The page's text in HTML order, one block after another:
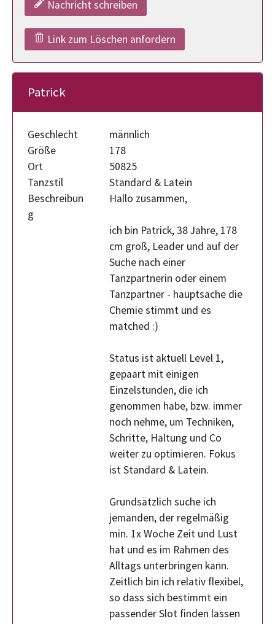
Nachricht schreiben
Link zum Löschen anfordern
Patrick
Geschlecht
männlich
Größe
178
Ort
50825
Tanzstil
Standard & Latein
Beschreibun
g
Hallo zusammen,
ich bin Patrick, 38 Jahre, 178
cm groß, Leader und auf der
Suche nach einer
Tanzpartnerin oder einem
Tanzpartner - hauptsache die
Chemie stimmt und es
matched :)
Status ist aktuell Level 1,
gepaart mit einigen
Einzelstunden, die ich
genommen habe, bzw. immer
noch nehme, um Techniken,
Schritte, Haltung und Co
weiter zu optimieren. Fokus
ist Standard & Latein.
Grundsätzlich suche ich
jemanden, der regelmäßig
min. 1x Woche Zeit und Lust
hat und es im Rahmen des
Alltags unterbringen kann.
Zeitlich bin ich relativ flexibel,
so dass sich bestimmt ein
passender Slot finden lassen